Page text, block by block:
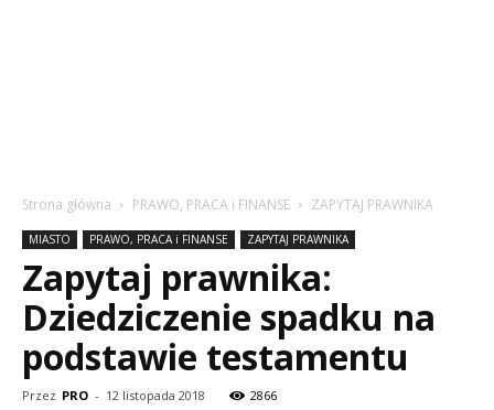
Strona główna PRAWO, PRACA i FINANSE ZAPYTAJ PRAWNIKA
MIASTO PRAWO, PRACA i FINANSE ZAPYTAJ PRAWNIKA
Zapytaj prawnika:
Dziedziczenie spadku na
podstawie testamentu
Przez PRO - 12 listopada 2018 2866